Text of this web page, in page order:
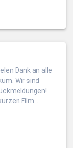
Dank an alle
Wir sind
Film …